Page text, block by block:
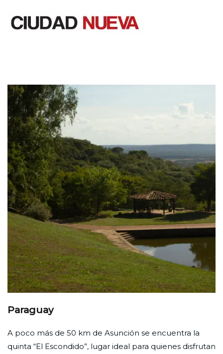
Paraguay
A poco más de 50 km de Asunción se encuentra la
quinta “El Escondido”, lugar ideal para quienes disfrutan